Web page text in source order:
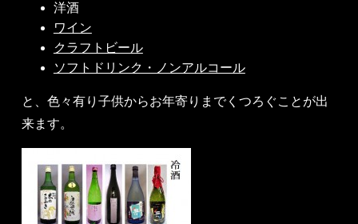
洋酒
ワイン
クラフトビール
ソフトドリンク・ノンアルコール
と、色々有り子供からお年寄りまでくつろぐことが出
来ます。